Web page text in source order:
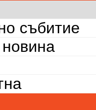
събитие